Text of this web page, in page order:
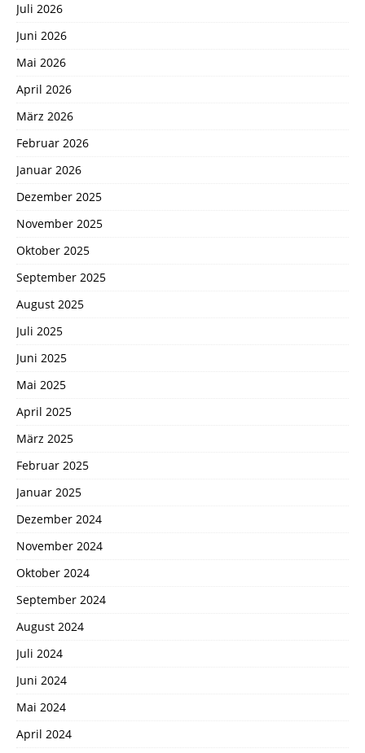
Juli 2026
Juni 2026
Mai 2026
April 2026
März 2026
Februar 2026
Januar 2026
Dezember 2025
November 2025
Oktober 2025
September 2025
August 2025
Juli 2025
Juni 2025
Mai 2025
April 2025
März 2025
Februar 2025
Januar 2025
Dezember 2024
November 2024
Oktober 2024
September 2024
August 2024
Juli 2024
Juni 2024
Mai 2024
April 2024